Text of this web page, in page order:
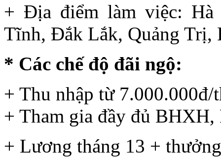
+ Địa điểm làm việc: Hà
Tĩnh, Đắk Lắk, Quảng Trị,
* Các chế độ đãi ngộ:
+ Thu nhập từ 7.000.000đ/
+ Tham gia đầy đủ
+ Lương tháng 13 + thưởng